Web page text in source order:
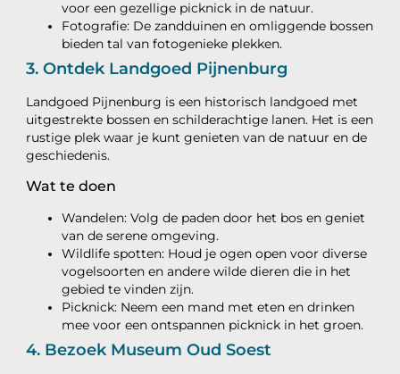
voor een gezellige picknick in de natuur.
Fotografie: De zandduinen en omliggende bossen
bieden tal van fotogenieke plekken.
3. Ontdek Landgoed Pijnenburg
Landgoed Pijnenburg is een historisch landgoed met
uitgestrekte bossen en schilderachtige lanen. Het is een
rustige plek waar je kunt genieten van de natuur en de
geschiedenis.
Wat te doen
Wandelen: Volg de paden door het bos en geniet
van de serene omgeving.
Wildlife spotten: Houd je ogen open voor diverse
vogelsoorten en andere wilde dieren die in het
gebied te vinden zijn.
Picknick: Neem een mand met eten en drinken
mee voor een ontspannen picknick in het groen.
4. Bezoek Museum Oud Soest